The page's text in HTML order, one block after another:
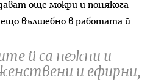
още мокри и понякога
вълшебно в работата й.
й са нежни и
и ефирни,